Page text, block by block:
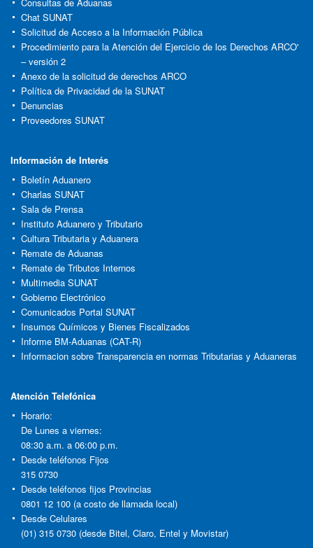
Chat SUNAT
Solicitud de Acceso a la Información Pública
Procedimiento para la Atención del Ejercicio de los Derechos ARCO'
– versión 2
Anexo de la solicitud de derechos ARCO
Política de Privacidad de la SUNAT
Denuncias
Proveedores SUNAT
Información de Interés
Boletín Aduanero
Charlas SUNAT
Sala de Prensa
Instituto Aduanero y Tributario
Cultura Tributaria y Aduanera
Remate de Aduanas
Remate de Tributos Internos
Multimedia SUNAT
Gobierno Electrónico
Comunicados Portal SUNAT
Insumos Químicos y Bienes Fiscalizados
Informe BM-Aduanas (CAT-R)
Informacion sobre Transparencia en normas Tributarias y Aduaneras
Atención Telefónica
Horario:
De Lunes a viernes:
08:30 a.m. a 06:00 p.m.
Desde teléfonos Fijos
315 0730
Desde teléfonos fijos Provincias
0801 12 100 (a costo de llamada local)
Desde Celulares
(01) 315 0730 (desde Bitel, Claro, Entel y Movistar)